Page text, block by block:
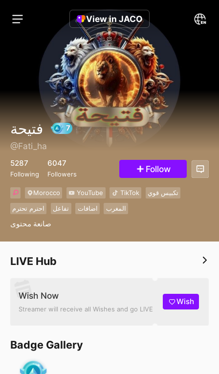
View in JACO
فتيحة
@Fati_ha
5287
Following
6047
Followers Follow
Morocco YouTube TikTok
تكبيس قوي
احترم تحترم
تفاعل اضافات المغرب
صانعة محتوى
LIVE Hub
Wish Now
Streamer will receive all Wishes and go LIVE
Wish
Badge Gallery